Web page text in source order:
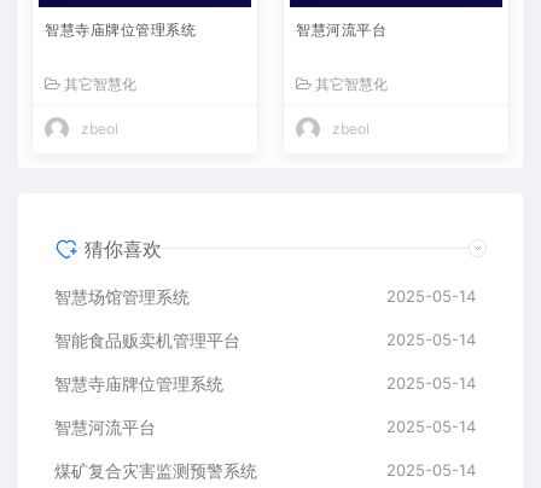
智慧寺庙牌位管理系统
其它智慧化
zbeol
智慧河流平台
其它智慧化
zbeol
猜你喜欢
智慧场馆管理系统 2025-05-14
智能食品贩卖机管理平台 2025-05-14
智慧寺庙牌位管理系统 2025-05-14
智慧河流平台 2025-05-14
煤矿复合灾害监测预警系统 2025-05-14